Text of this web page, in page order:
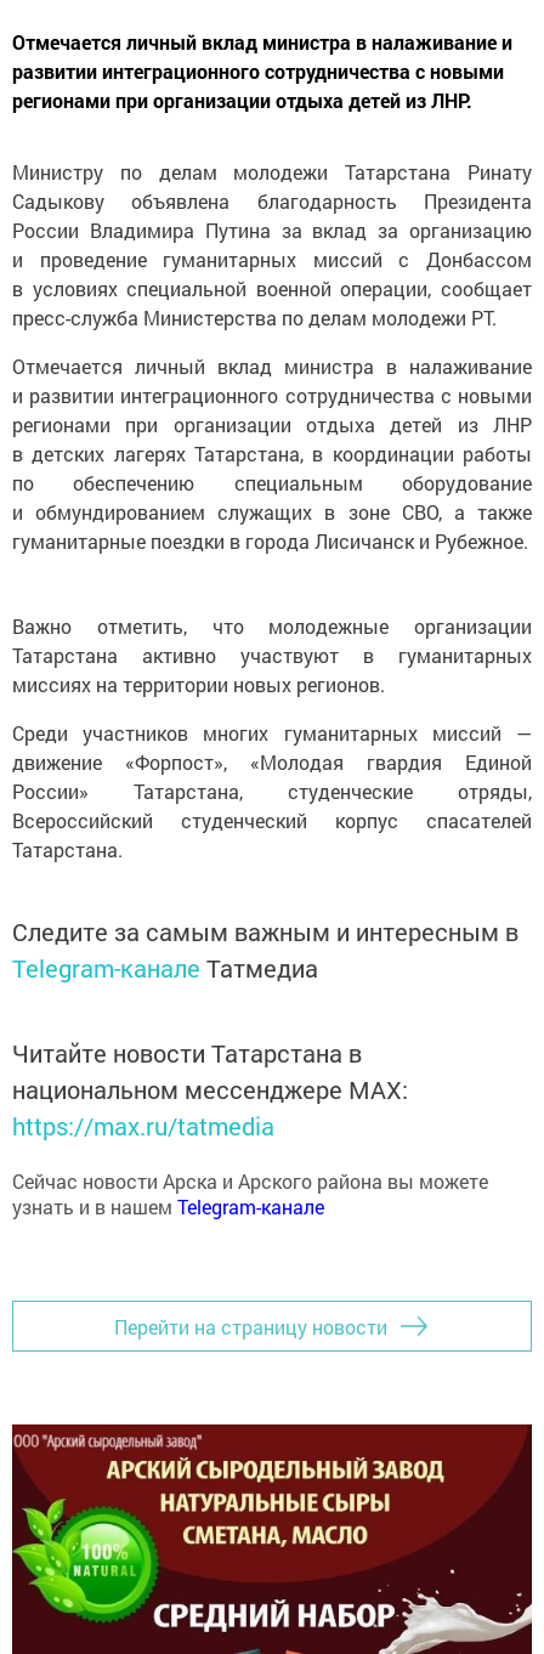
Отмечается личный вклад министра в налаживание и
развитии интеграционного сотрудничества с новыми
регионами при организации отдыха детей из ЛНР.
Министру по делам молодежи Татарстана Ринату
Садыкову объявлена благодарность Президента
России Владимира Путина за вклад за организацию
и проведение гуманитарных миссий с Донбассом
в условиях специальной военной операции, сообщает
пресс-служба Министерства по делам молодежи РТ.
Отмечается личный вклад министра в налаживание
и развитии интеграционного сотрудничества с новыми
регионами при организации отдыха детей из ЛНР
в детских лагерях Татарстана, в координации работы
по обеспечению специальным оборудование
и обмундированием служащих в зоне СВО, а также
гуманитарные поездки в города Лисичанск и Рубежное.
Важно отметить, что молодежные организации
Татарстана активно участвуют в гуманитарных
миссиях на территории новых регионов.
Среди участников многих гуманитарных миссий —
движение «Форпост», «Молодая гвардия Единой
России» Татарстана, студенческие отряды,
Всероссийский студенческий корпус спасателей
Татарстана.
Следите за самым важным и интересным в
Telegram-канале Татмедиа
Читайте новости Татарстана в
национальном мессенджере MАХ:
https://max.ru/tatmedia
Сейчас новости Арска и Арского района вы можете
узнать и в нашемTelegram-канале
Перейти на страницу новости